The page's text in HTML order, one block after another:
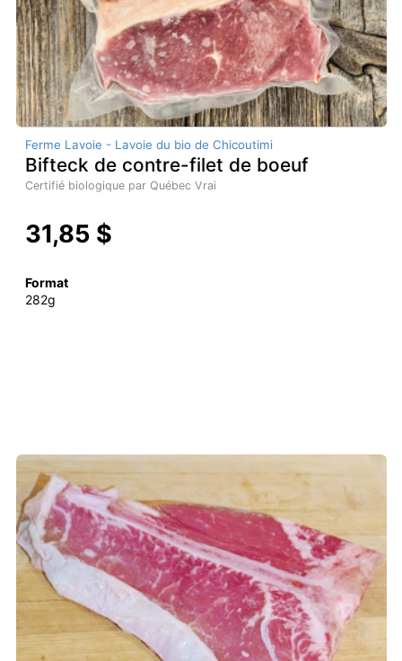
Ferme Lavoie - Lavoie du bio de Chicoutimi
Bifteck de contre-filet de boeuf
Certifié biologique par Québec Vrai
31,85 $
Format
282g